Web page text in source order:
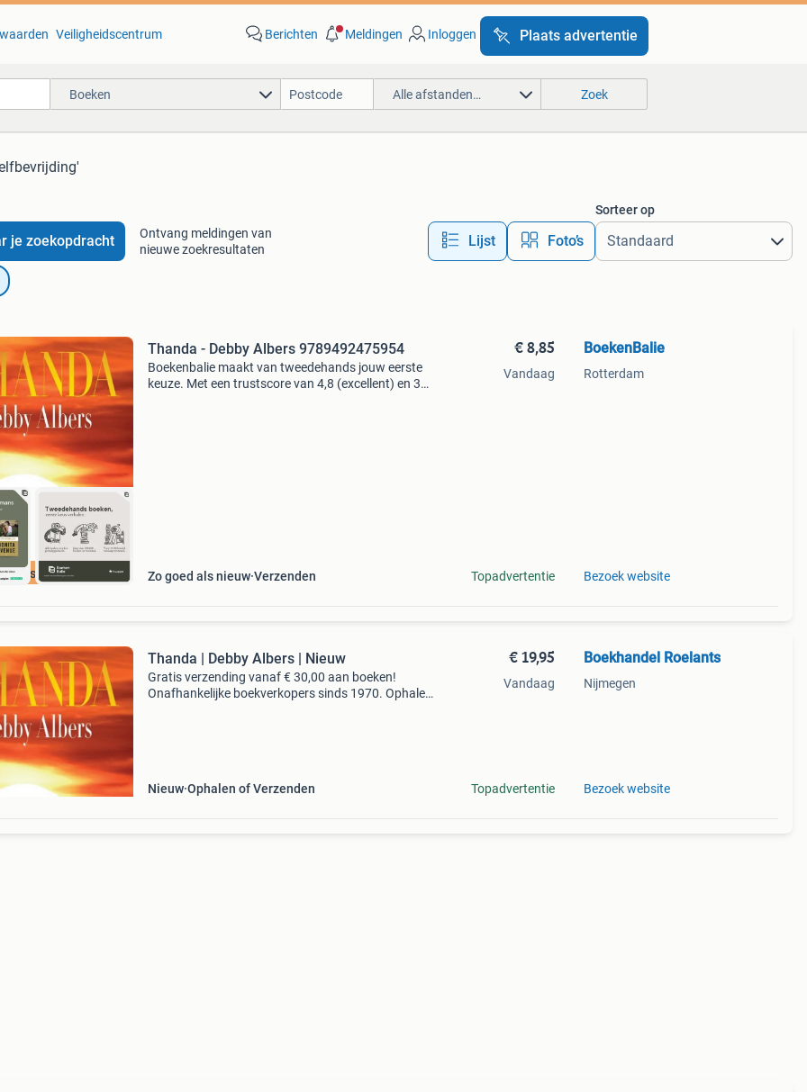
Veiligheidscentrum Berichten Meldingen Inloggen Plaats advertentie
Boeken Alle afstanden… Zoek
je zoekopdracht
Ontvang meldingen van
nieuwe zoekresultaten
Lijst Foto’s
Sorteer op
prijs
Thanda - Debby Albers 9789492475954
Boekenbalie maakt van tweedehands jouw eerste
keuze. Met een trustscore van 4,8 (excellent) en 30
Zo goed als nieuw Verzenden
€ 8,85
Vandaag
Topadvertentie
BoekenBalie
Rotterdam
Bezoek website
Thanda | Debby Albers | Nieuw
Gratis verzending vanaf € 30,00 aan boeken!
Onafhankelijke boekverkopers sinds 1970. Ophalen
Nieuw Ophalen of Verzenden
€ 19,95
Vandaag
Topadvertentie
Boekhandel Roelants
Nijmegen
Bezoek website